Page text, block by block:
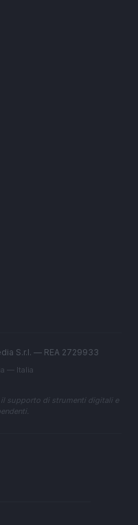
S.r.l. — REA 2729933
— Italia
supporto di strumenti digitali e